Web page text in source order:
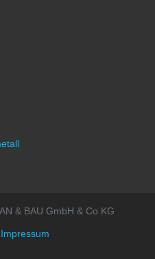
& BAU GmbH & Co KG
Impressum